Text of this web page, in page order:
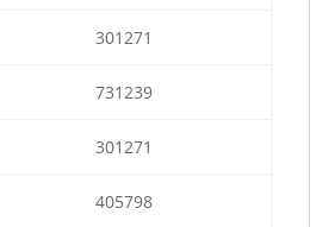
301271
731239
301271
405798